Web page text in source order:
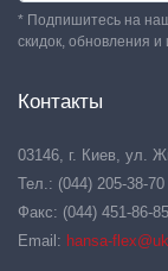
* Подпишитесь на
скидок, обновления
Контакты
03146, г. Киев, ул.
Тел.: (044) 205-38-70
Факс: (044) 451-86-85
Email: hansa-